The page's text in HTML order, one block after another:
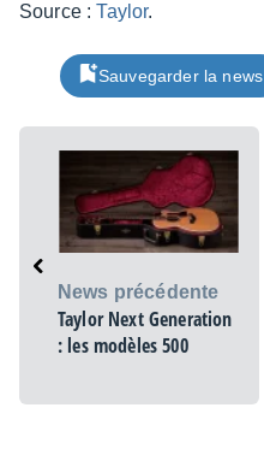
Source :Taylor.
Sauvegarder la news
News précédente
Taylor Next Generation
: les modèles 500